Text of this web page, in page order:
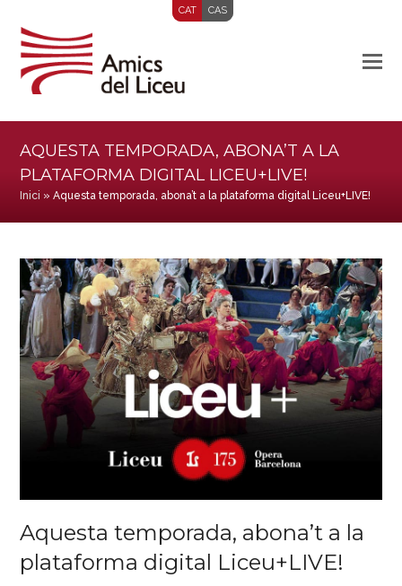
CAT CAS
AQUESTA TEMPORADA, ABONA’T A LA
PLATAFORMA DIGITAL LICEU+LIVE!
Inici »Aquesta temporada, abona’t a la plataforma digital Liceu+LIVE!
Aquesta temporada, abona’t a la
plataforma digital Liceu+LIVE!